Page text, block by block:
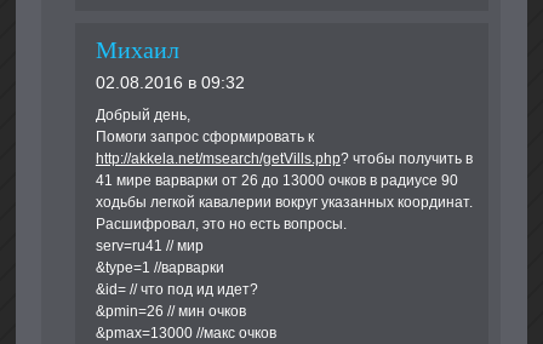
Михаил
02.08.2016 в 09:32
Добрый день,
Помоги запрос сформировать к
http://akkela.net/msearch/getVills.php? чтобы получить в
41 мире варварки от 26 до 13000 очков в радиусе 90
ходьбы легкой кавалерии вокруг указанных координат.
Расшифровал, это но есть вопросы.
serv=ru41 // мир
&type=1 //варварки
&id= // что под ид идет?
&pmin=26 // мин очков
&pmax=13000 //макс очков